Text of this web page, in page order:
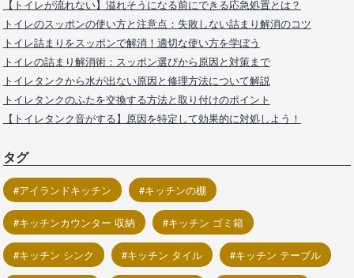
【トイレが流れない】溢れそうになる前にできる応急処置とは？
トイレのスッポンの使い方と注意点：失敗しない詰まり解消のコツ
トイレ詰まりをスッポンで解消！適切な使い方を学ぼう
トイレの詰まり解消術：スッポン選びから原因と対策まで
トイレタンクから水が出ない原因と修理方法について解説
トイレタンクのふたを交換する方法と取り付けのポイント
【トイレタンク音がする】原因を特定して効果的に対処しよう！
タグ
アイランドキッチン キッチンの棚
キッチンカウンター 収納 キッチン ゴミ箱
キッチン シンク キッチン タイル キッチン テーブル